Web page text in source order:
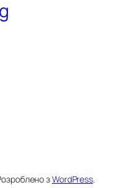
зWordPress.